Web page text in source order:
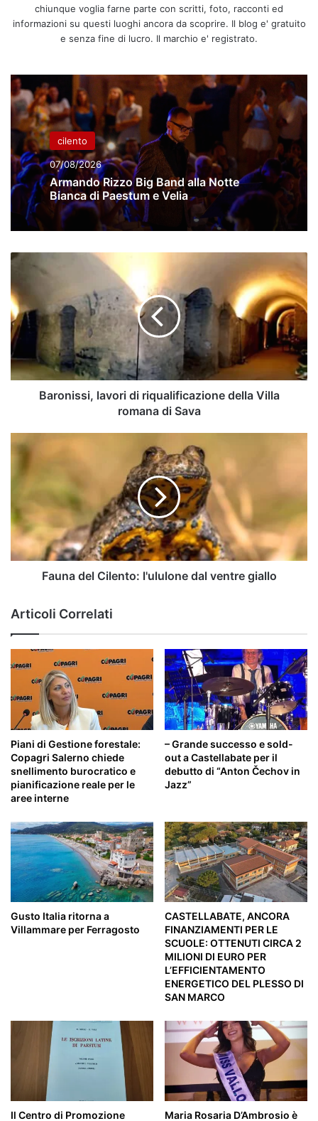
chiunque voglia farne parte con scritti, foto, racconti ed
informazioni su questi luoghi ancora da scoprire. Il blog e' gratuito
e senza fine di lucro. Il marchio e' registrato.
cilento
07/08/2026
Armando Rizzo Big Band alla Notte
Bianca di Paestum e Velia
Baronissi,
di
riqualificazione
della
Villa
romana
di
Sava
Baronissi, lavori di riqualificazione della Villa
romana di Sava
Fauna
Cilento:
ventre
giallo
Fauna del Cilento: l'ululone dal ventre giallo
Articoli Correlati
Piani di Gestione forestale:
Copagri Salerno chiede
snellimento burocratico e
pianificazione reale per le
aree interne
– Grande successo e sold-
out a Castellabate per il
debutto di “Anton Čechov in
Jazz”
Gusto Italia ritorna a
Villammare per Ferragosto
CASTELLABATE, ANCORA
FINANZIAMENTI PER LE
SCUOLE: OTTENUTI CIRCA 2
MILIONI DI EURO PER
L’EFFICIENTAMENTO
ENERGETICO DEL PLESSO DI
SAN MARCO
Il Centro di Promozione
Maria Rosaria D’Ambrosio è